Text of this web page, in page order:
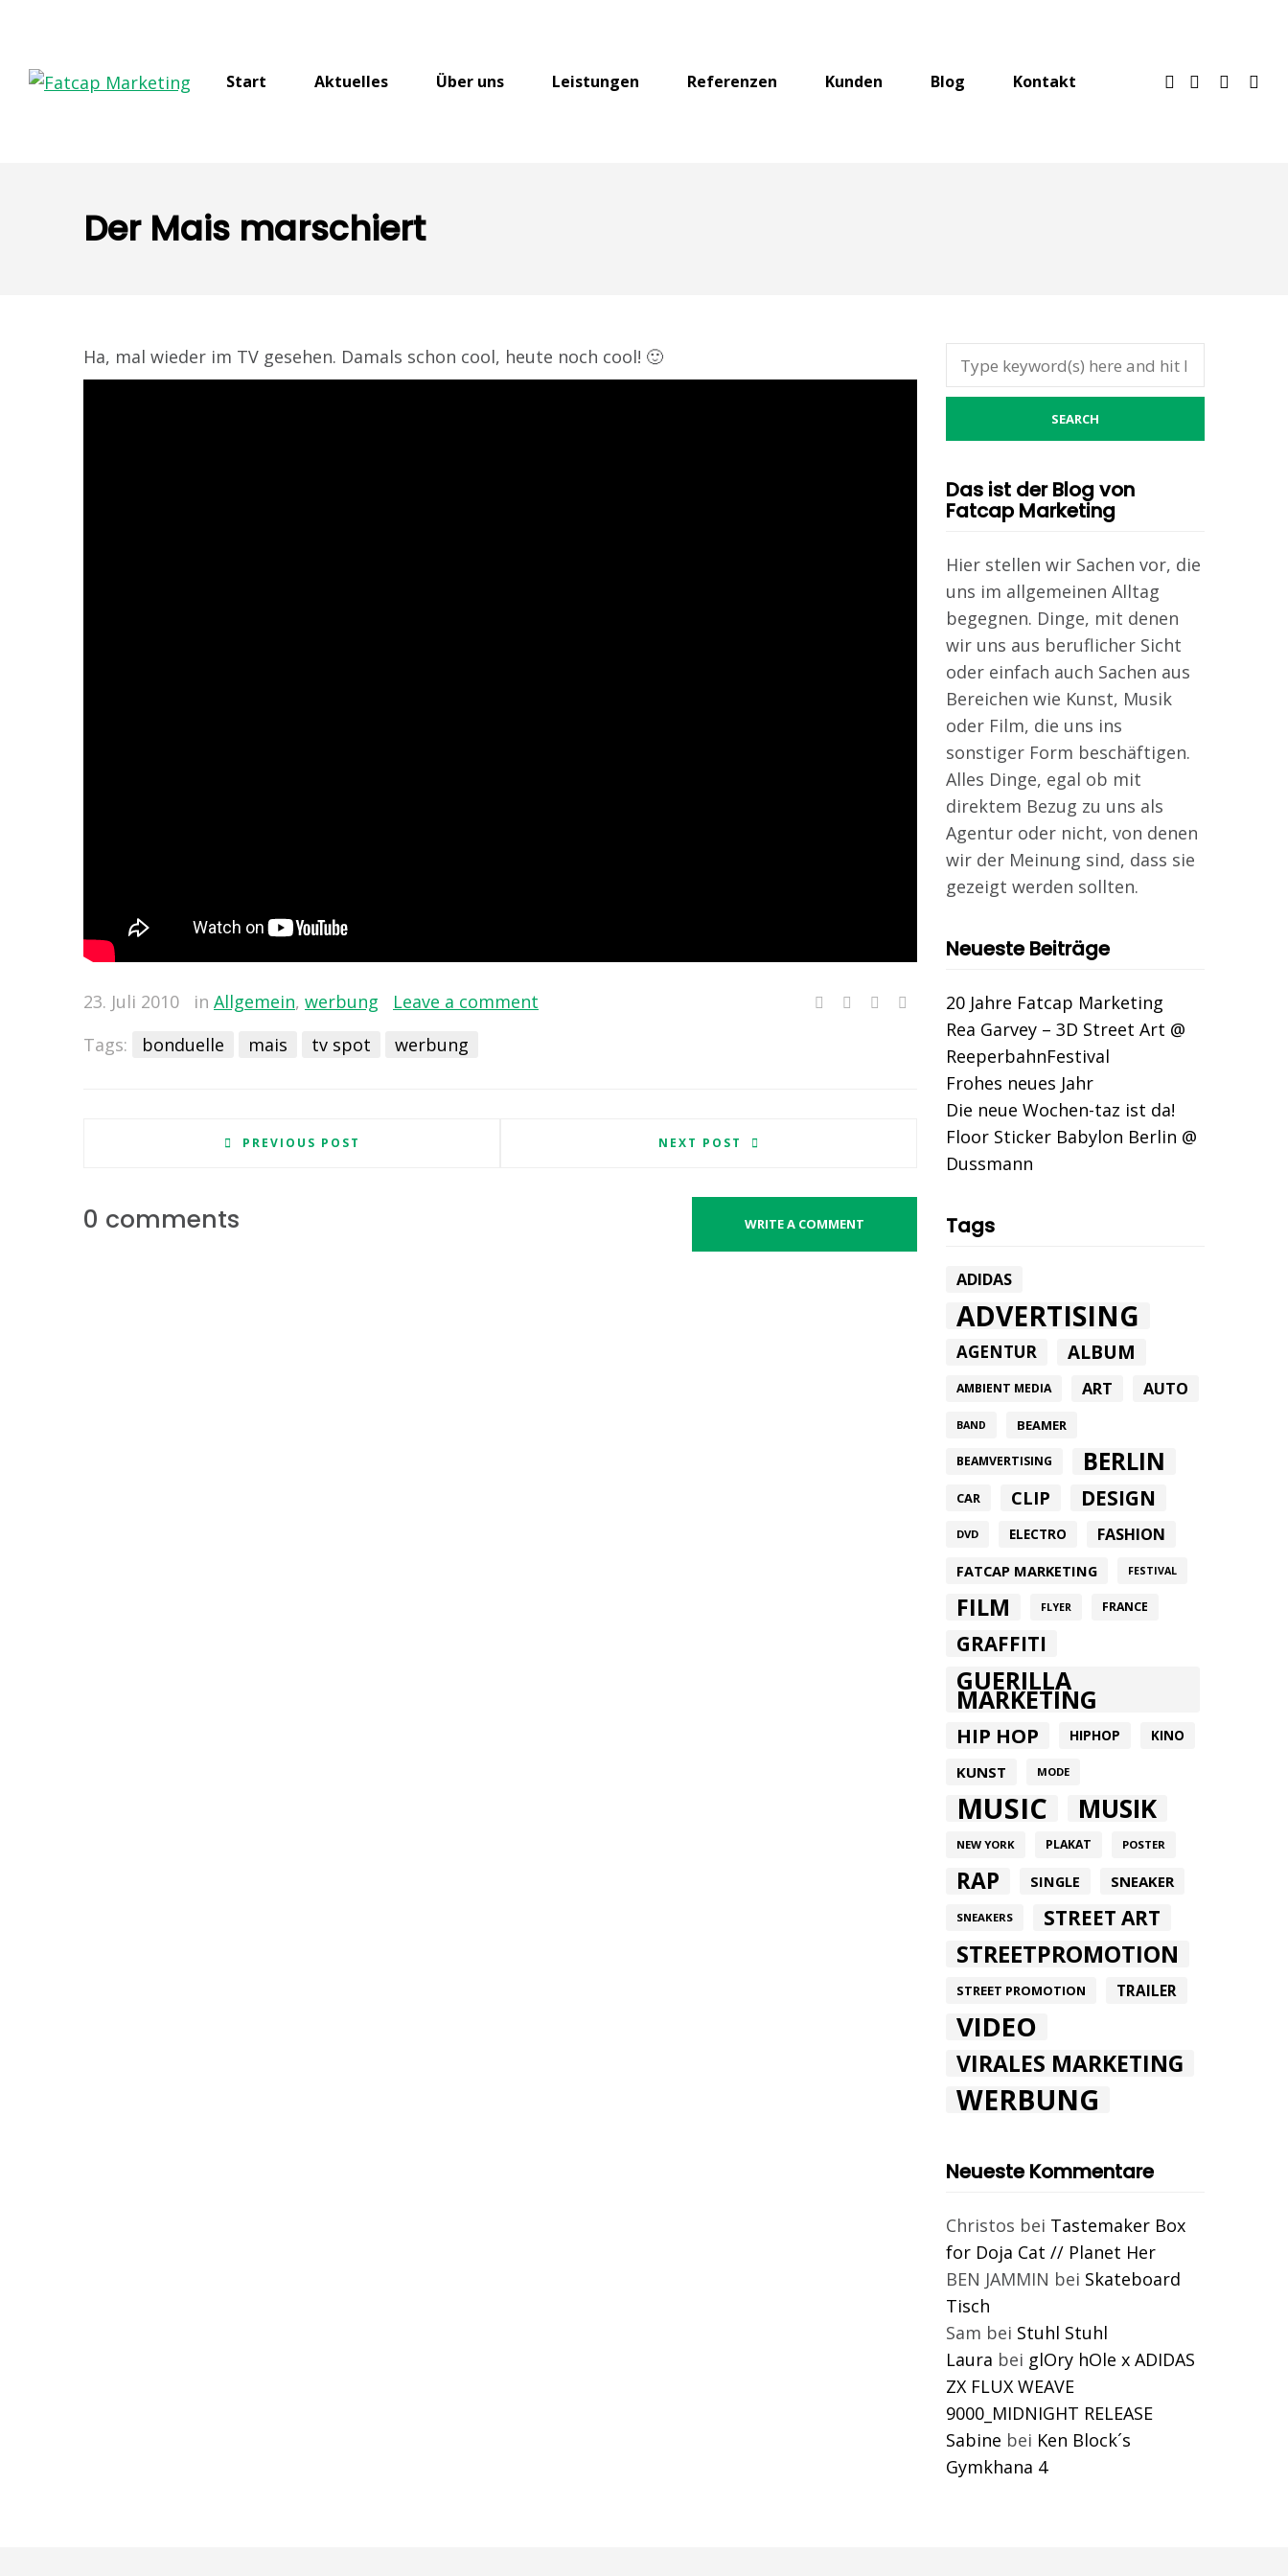
Start Aktuelles Über uns Leistungen Referenzen Kunden Blog Kontakt
Der Mais marschiert
Ha, mal wieder im TV gesehen. Damals schon cool, heute noch cool! 🙂
23. Juli 2010 in Allgemein, werbung
Leave a comment
Tags:
bonduelle mais tv spot werbung
PREVIOUS POST NEXT POST
0 comments WRITE A COMMENT
Das ist der Blog von
Fatcap Marketing
Hier stellen wir Sachen vor, die
uns im allgemeinen Alltag
begegnen. Dinge, mit denen
wir uns aus beruflicher Sicht
oder einfach auch Sachen aus
Bereichen wie Kunst, Musik
oder Film, die uns ins
sonstiger Form beschäftigen.
Alles Dinge, egal ob mit
direktem Bezug zu uns als
Agentur oder nicht, von denen
wir der Meinung sind, dass sie
gezeigt werden sollten.
Neueste Beiträge
20 Jahre Fatcap Marketing
Rea Garvey – 3D Street Art @
ReeperbahnFestival
Frohes neues Jahr
Die neue Wochen-taz ist da!
Floor Sticker Babylon Berlin @
Dussmann
Tags
ADIDAS
ADVERTISING
AGENTUR ALBUM
AMBIENT MEDIA ART AUTO
BAND BEAMER
BEAMVERTISING BERLIN
CAR CLIP DESIGN
DVD ELECTRO FASHION
FATCAP MARKETING FESTIVAL
FILM FLYER FRANCE
GRAFFITI
GUERILLA
MARKETING
HIP HOP HIPHOP KINO
KUNST MODE
MUSIC MUSIK
NEW YORK PLAKAT POSTER
RAP SINGLE SNEAKER
SNEAKERS STREET ART
STREETPROMOTION
STREET PROMOTION TRAILER
VIDEO
VIRALES MARKETING
WERBUNG
Neueste Kommentare
Christos bei Tastemaker Box
for Doja Cat // Planet Her
BEN JAMMIN bei Skateboard
Tisch
Sam bei Stuhl Stuhl
Laura bei glOry hOle x ADIDAS
ZX FLUX WEAVE
9000_MIDNIGHT RELEASE
Sabine bei Ken Block´s
Gymkhana 4